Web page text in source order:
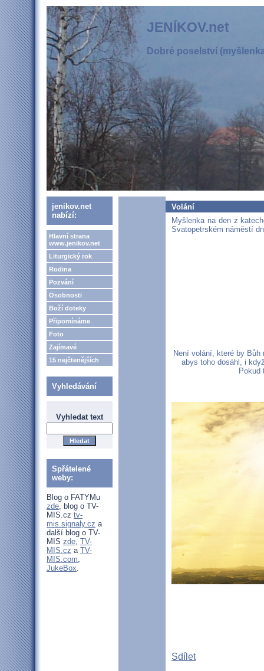
JENÍKOV.net
Dobré poselství
jenikov.net
nabízí:
Hlavní strana
www.jenikov.net
Liturgický rok
Rodina
Pozvání
Osobnosti
Boží doteky
Připomínáme
Foto
Zajímavé
15 nejčtenějších
Vyhledávání
Vyhledat text
Spřátelené
weby:
Blog o FATYMu
zde, blog o TV-
MIS.cz tv-
mis.signaly.cz a
další blog o TV-
MIS zde, TV-
MIS.cz a TV-
MIS.com,
JukeBox.
Volání
Myšlenka na den z
Svatopetrském náměstí
Není volání, které by
abys toho dosáhl, i
Pokud
Sdílet